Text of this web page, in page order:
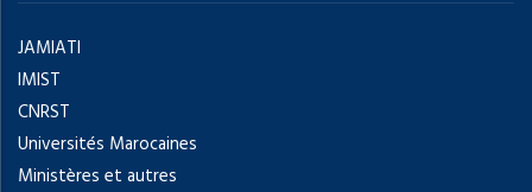
JAMIATI
IMIST
CNRST
Universités Marocaines
Ministères et autres